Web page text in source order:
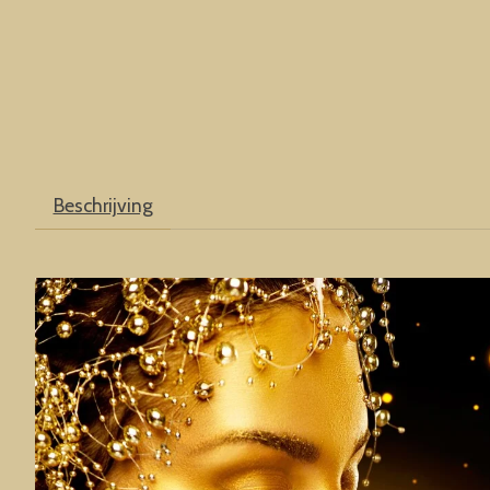
Beschrijving